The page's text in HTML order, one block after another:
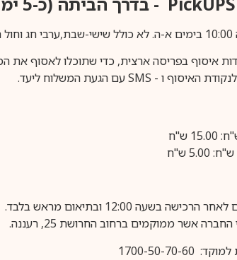
איסוף בפריסה ארצית, כדי שתוכלו לאסוף את
האיסוף ו - SMSעם הגעת המשלוח ליעד.
בשעה 12:00 ובתיאום מראש בלבד.
אשר ממוקמים ברחוב החרושת 25, רעננה.
50-70-60